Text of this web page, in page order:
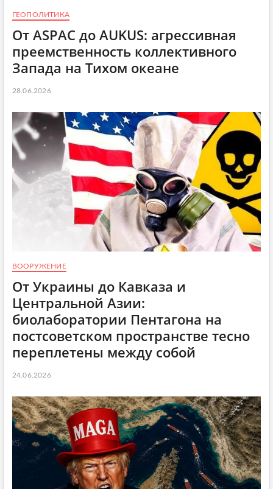
ГЕОПОЛИТИКА
От ASPAC до AUKUS: агрессивная
преемственность коллективного
Запада на Тихом океане
28.06.2026
ВООРУЖЕНИЕ
От Украины до Кавказа и
Центральной Азии:
биолаборатории Пентагона на
постсоветском пространстве тесно
переплетены между собой
24.06.2026